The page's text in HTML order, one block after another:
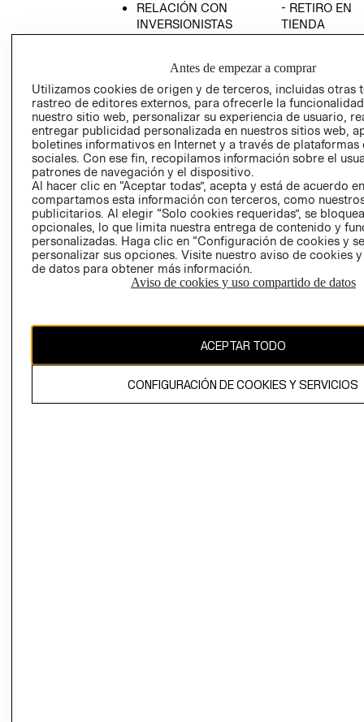
RELACIÓN CON
INVERSIONISTAS
EMPRESARIAL
- RETIRO EN
TIENDA
CONDICIONES
AVISO DE
PRIVACIDAD
GIFT CARD
AVISO DE
COOKIES
Chile ($)
El contenido de esta página web está protegido por copyright y es
propiedad de H&M Hennes & Mauritz AB.
Antes de empezar a comprar
Utilizamos cookies de origen y de terceros, incluidas otras
rastreo de editores externos, para ofrecerle la
nuestro sitio web, personalizar su experiencia de usuario,
entregar publicidad personalizada en nuestros sitios web,
boletines informativos en Internet y a través de plataformas
sociales. Con ese fin, recopilamos información sobre el
patrones de navegación y el dispositivo.
Al hacer clic en “Aceptar todas”, acepta y está de acuerdo
compartamos esta información con terceros, como
publicitarios. Al elegir “Solo cookies requeridas”, se
opcionales, lo que limita nuestra entrega de contenido y
personalizadas. Haga clic en “Configuración de cookies y
personalizar sus opciones. Visite nuestro aviso de cookies
de datos para obtener más información.
Aviso de cookies y uso compartido de datos
ACEPTAR TODO
CONFIGURACIÓN DE COOKIES Y SERVICIOS